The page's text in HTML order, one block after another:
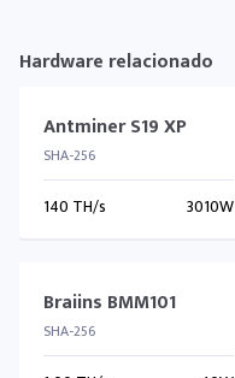
Hardware relacionado
Antminer S19 XP
SHA-256
140 TH/s 3010W
Braiins BMM101
SHA-256